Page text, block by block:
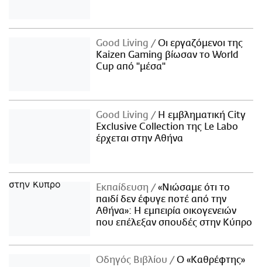
Good Living
Οι εργαζόμενοι της
Kaizen Gaming βίωσαν το World
Cup από "μέσα"
Good Living
Η εμβληματική City
Exclusive Collection της Le Labo
έρχεται στην Αθήνα
Εκπαίδευση
«Νιώσαμε ότι το
παιδί δεν έφυγε ποτέ από την
Αθήνα»: Η εμπειρία οικογενειών
που επέλεξαν σπουδές στην Κύπρο
Οδηγός Βιβλίου
Ο «Καθρέφτης»